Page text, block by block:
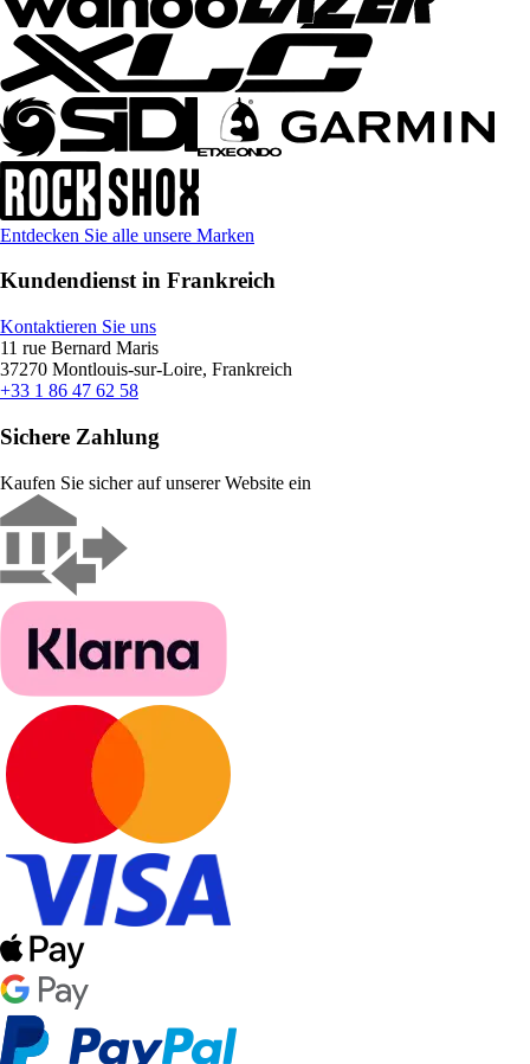
Entdecken Sie alle unsere Marken
Kundendienst in Frankreich
Kontaktieren Sie uns
11 rue Bernard Maris
37270 Montlouis-sur-Loire, Frankreich
+33 1 86 47 62 58
Sichere Zahlung
Kaufen Sie sicher auf unserer Website ein